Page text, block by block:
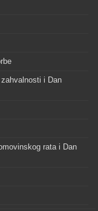
i Dan
rata i Dan